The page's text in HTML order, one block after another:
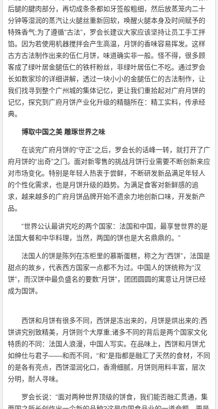
后腿的腱肉部分，再切成条条都如牙签般粗细，然后放蒸笼内二十
分钟等湿润的蒸汽让火腿丝重新回软，唤醒火腿本身及时间赋予的
特殊香气;为了遵循“古法”，罗会长建议大家应该坚持让员工手工拌
馅。因为若使用机器搅拌会产生高温，月饼的香味容易挥发。这样
古方古法制作出来的伍仁月饼，味道确实非一般。怪不得，很多顾
客成了绿叶居金腿伍仁的铁杆粉丝，非绿叶居伍仁不吃。通过罗会
长如数家珍的详细讲解，透过一块小小的金腿伍仁的古法制作，让
我们找寻到整个广州城的集体记忆，更让我们重拾起对广府月饼的
记忆，探究到广府月饼产业化升级的精髓所在：精工实料，传承经
典。
博取中国之美 雕琢世界之味
在谈完广府月饼的“守正”之后，罗会长的话峰一转，就打开了广
府月饼的“出奇”之门。面对新零售的挑战月饼行业需要不断创新来应
对市场变化。特别是年轻人热衷于尝鲜，不断研发新品满足年轻人
的个性化需求，也是月饼升级的趋势。为满足食客对新鲜感的追
求，越来越多的广府月饼品牌开始不遗余力地创新口味，开发新产
品。
“世界公认最讲究吃的两个国家：法国和中国，最享誉世界的是
法国大餐和中华料理，当然，两国的饼也是大名鼎鼎的。”
法国人的饼是陈列在冻柜里的慕斯蛋糕，称之为“西饼”，法国是
甜点的故乡，代表西方国家一点都不为过。中国人的饼统称为“汉
饼”，而汉饼中最负盛名的要数“月饼”，团团圆圆的寓意让月饼已经
成为国饼。
西饼和月饼有很多不同，西饼是冻出来的，月饼是烘出来的;西
饼讲究别致精美，月饼则个大厚重;诸多不同的背后是两个国家文化
特质的不同：法国人浪漫，中国人写实。在品味上，西饼和月饼尤
如绅仕与君子——和而不同，“和”是指都是融汇了天然的食材，不同
的是各有亮点，西饼湿润化口，香滑细腻，月饼则用料丰富，层次
分明，耐人寻味。
罗会长说：“面对两种世界顶级的饼食，我们能否融汇贯通，集